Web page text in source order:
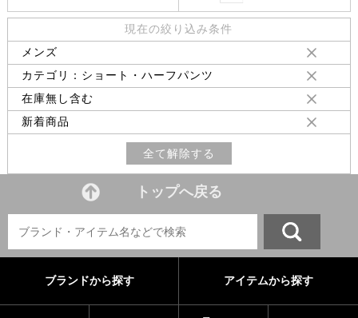
現在の絞り込み条件
メンズ
カテゴリ：ショート・ハーフパンツ
在庫無し含む
新着商品
全て解除する
トップへ戻る
ブランドから探す アイテムから探す